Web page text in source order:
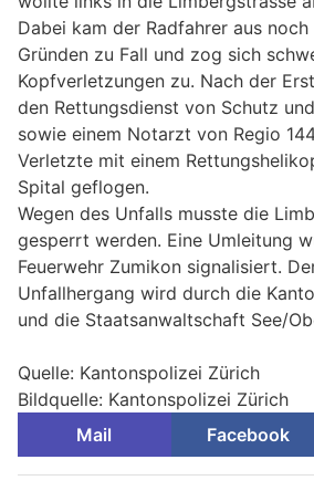
Dabei kam der Radfahrer aus
Gründen zu Fall und zog sich
Kopfverletzungen zu. Nach der
den Rettungsdienst von Schutz
sowie einem Notarzt von Regio
Verletzte mit einem
Spital geflogen.
Wegen des Unfalls musste die
gesperrt werden. Eine Umleitung
Feuerwehr Zumikon signalisiert.
Unfallhergang wird durch die
und die Staatsanwaltschaft See/
Quelle: Kantonspolizei Zürich
Bildquelle: Kantonspolizei Zürich
Mail
Facebook